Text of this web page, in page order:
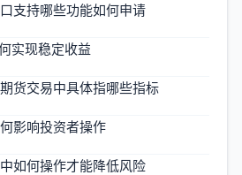
支持哪些功能如何申请
实现稳定收益
货交易中具体指哪些指标
影响投资者操作
如何操作才能降低风险